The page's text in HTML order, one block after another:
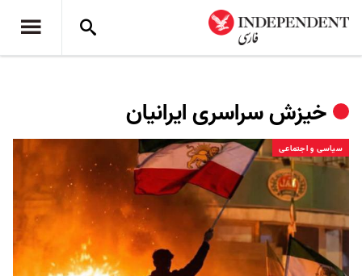
خیزش سراسری ایرانیان
سیاسی و اجتماعی